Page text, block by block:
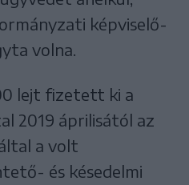
képviselő-
volna.
lejt fizetett ki a
2019 áprilisától az
a volt
és késedelmi